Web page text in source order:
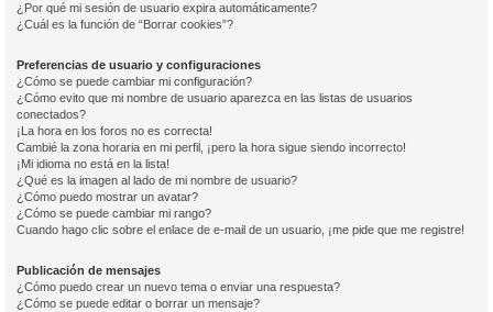
¿Por qué mi sesión de usuario expira automáticamente?
¿Cuál es la función de “Borrar cookies”?
Preferencias de usuario y configuraciones
¿Cómo se puede cambiar mi configuración?
¿Cómo evito que mi nombre de usuario aparezca en las listas de usuarios
conectados?
¡La hora en los foros no es correcta!
Cambié la zona horaria en mi perfil, ¡pero la hora sigue siendo incorrecto!
¡Mi idioma no está en la lista!
¿Qué es la imagen al lado de mi nombre de usuario?
¿Cómo puedo mostrar un avatar?
¿Cómo se puede cambiar mi rango?
Cuando hago clic sobre el enlace de e-mail de un usuario, ¡me pide que me registre!
Publicación de mensajes
¿Cómo puedo crear un nuevo tema o enviar una respuesta?
¿Cómo se puede editar o borrar un mensaje?